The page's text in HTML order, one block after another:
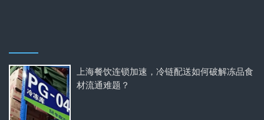
上海餐饮连锁加速，冷链配送如何破解冻品食
材流通难题？